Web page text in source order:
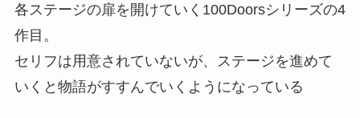
各ステージの扉を開けていく100Doorsシリーズの4
作目。
セリフは用意されていないが、ステージを進めて
いくと物語がすすんでいくようになっている